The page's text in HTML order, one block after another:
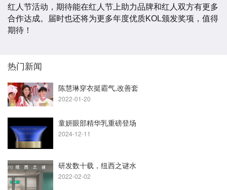
红人节活动，期待能在红人节上助力品牌和红人双方有更多
合作达成。届时也还将为更多年度优质KOL颁发奖项，值得
期待！
热门新闻
陈慧琳穿衣挺霸气,改善套
2022-01-20
童妍眼部精华乳重磅登场
2024-12-11
研发数十载，纽西之谜水
2022-02-02